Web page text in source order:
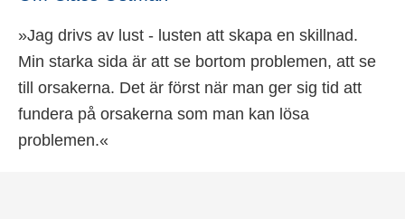
»Jag drivs av lust - lusten att skapa en skillnad.
Min starka sida är att se bortom problemen, att se
till orsakerna. Det är först när man ger sig tid att
fundera på orsakerna som man kan lösa
problemen.«